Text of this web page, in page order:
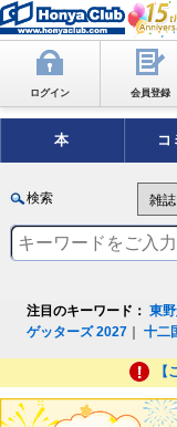
ログイン 会員登録
本 コ
検索
注目のキーワード： 東
ゲッターズ 2027 ｜十二